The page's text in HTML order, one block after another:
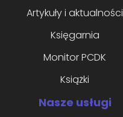
Artykuły i aktualności
Księgarnia
Monitor PCDK
Książki
Nasze usługi